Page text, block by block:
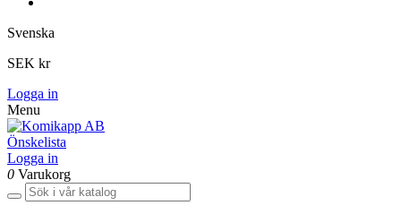
Svenska
SEK kr
Logga in
Menu
Önskelista
Logga in
0 Varukorg